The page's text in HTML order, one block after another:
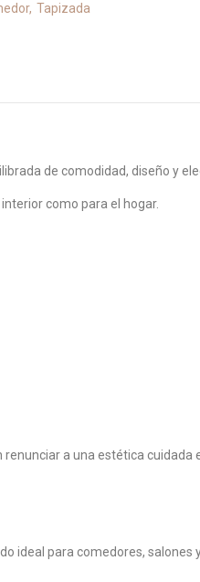
Tapizada
de comodidad, diseño y
como para el hogar.
a una estética cuidada
ideal para comedores, salones